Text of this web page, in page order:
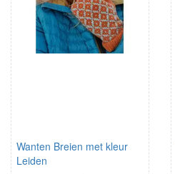
Wanten Breien met kleur
Leiden